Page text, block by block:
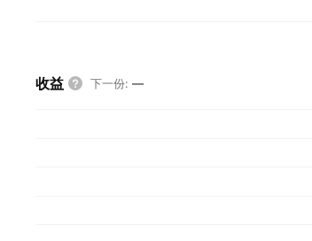
收益 下一份: —